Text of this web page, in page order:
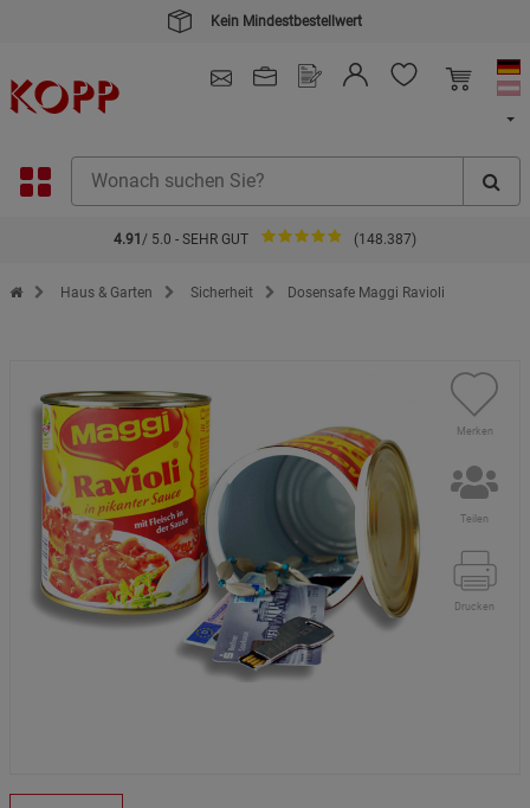
4.91 / 5.0 - SEHR GUT (148.387)
Zur Startseite des Kopp Verlag Online-Shop
Haus & Garten Sicherheit Dosensafe Maggi Ravioli
Merken
Teilen
Drucken